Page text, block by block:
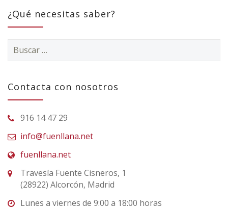
¿Qué necesitas saber?
Buscar:
Contacta con nosotros
916 14 47 29
info@fuenllana.net
fuenllana.net
Travesía Fuente Cisneros, 1
(28922) Alcorcón, Madrid
Lunes a viernes de 9:00 a 18:00 horas